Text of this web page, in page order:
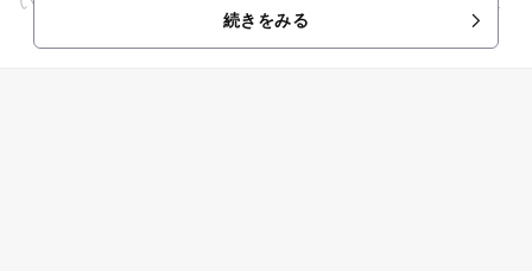
黒部の米粉を使用したク...続きをみる